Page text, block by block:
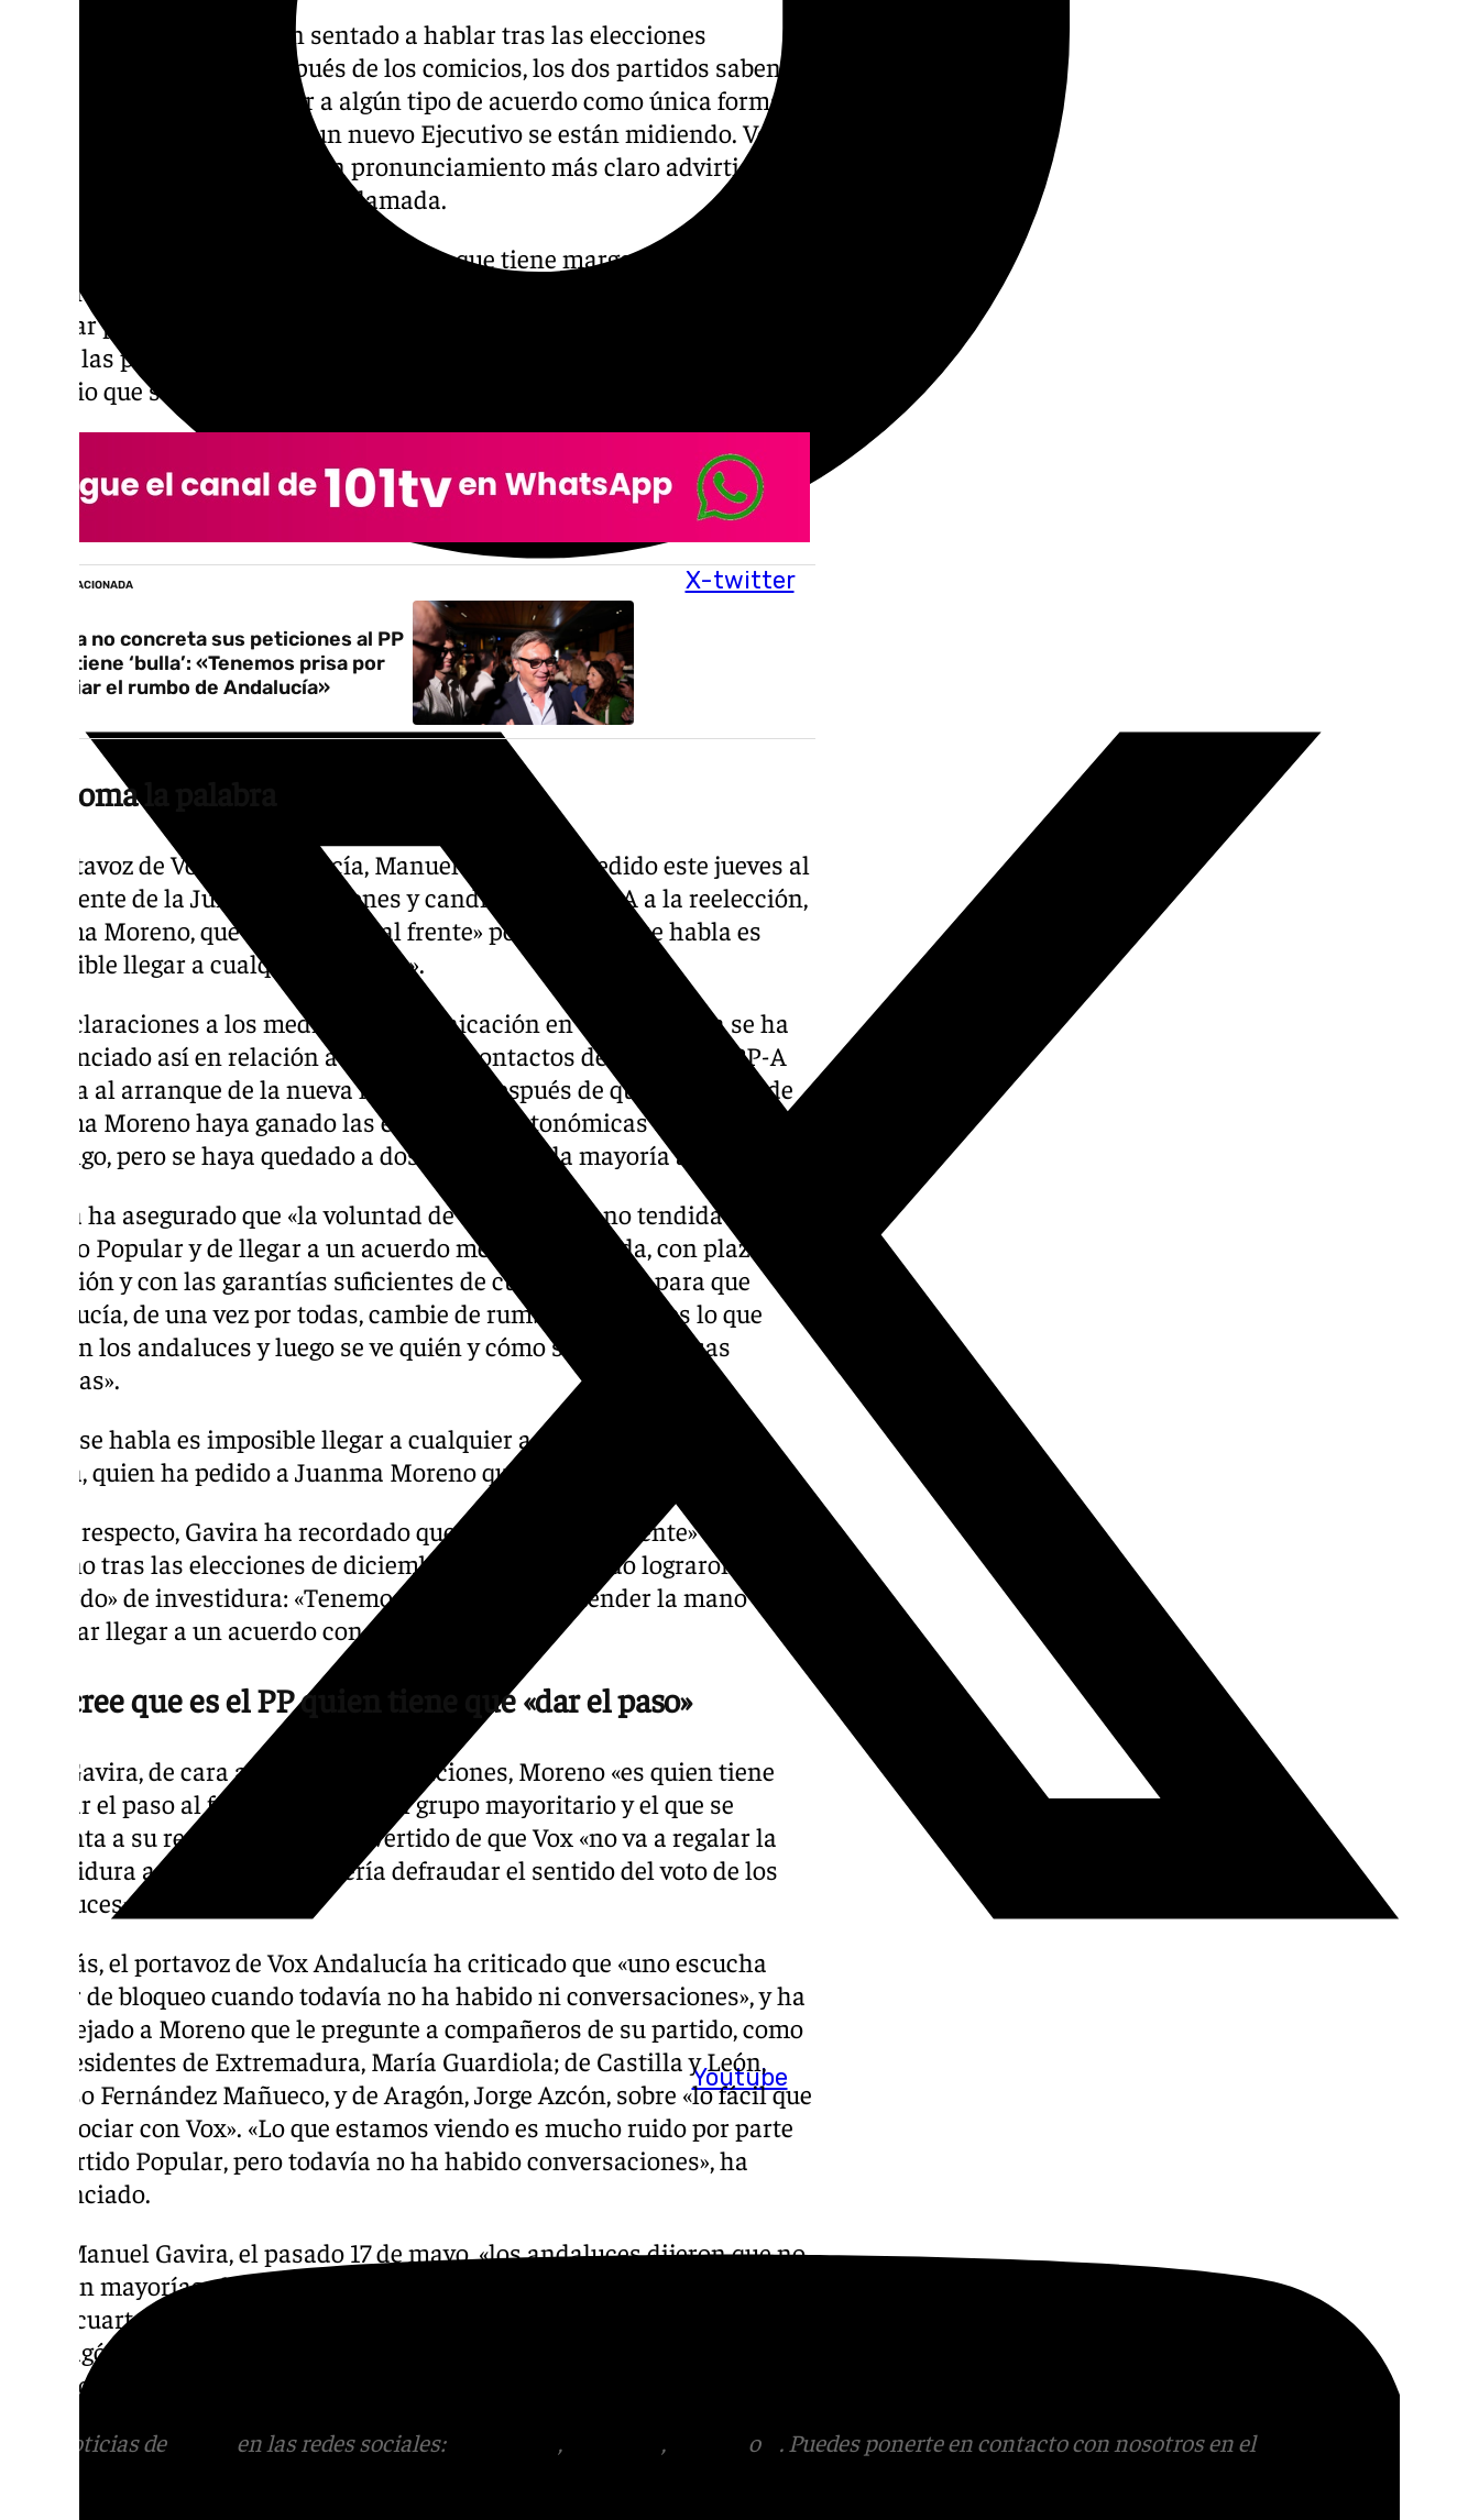
X-twitter
Youtube
PP y Vox todavía no se han sentado a hablar tras las elecciones
andaluzas. Cuatro día después de los comicios, los dos partidos saben
que están obligados a llegar a algún tipo de acuerdo como única forma
ahora mismo de configurar un nuevo Ejecutivo se están midiendo. Vox
ha sido el primero en hacer un pronunciamiento más claro advirtiendo a
los populares que ya espera su llamada.
El PP, con su holgada victoria, insiste en que tiene margen para gobernar
en solitario. Mientras tanto, desde Vox tienden la mano al Partido
Popular para que esas negociaciones se produzcan cuantos antes de
cara a las próximas fechas importantes. Todo, con la mira puesta en el 11
de junio que se constituirá el nuevo Parlamento de Andalucía.
NOTICIA RELACIONADA
Gavira no concreta sus peticiones al PP
pero tiene ‘bulla’: «Tenemos prisa por
cambiar el rumbo de Andalucía»
Vox toma la palabra
El portavoz de Vox en Andalucía, Manuel Gavira, ha pedido este jueves al
presidente de la Junta en funciones y candidato del PP-A a la reelección,
Juanma Moreno, que dé un «paso al frente» porque «si no se habla es
imposible llegar a cualquier acuerdo».
En declaraciones a los medios de comunicación en Cádiz, Gavira se ha
pronunciado así en relación a los posible contactos de Vox con el PP-A
de cara al arranque de la nueva legislatura después de que el partido de
Juanma Moreno haya ganado las elecciones autonómicas del pasado
domingo, pero se haya quedado a dos escaños de la mayoría absoluta.
Gavira ha asegurado que «la voluntad de Vox es de mano tendida al
Partido Popular y de llegar a un acuerdo medida a medida, con plazos de
ejecución y con las garantías suficientes de cumplimiento para que
Andalucía, de una vez por todas, cambie de rumbo» porque «es lo que
quieren los andaluces y luego se ve quién y cómo se ejecutan esas
medidas».
«Si no se habla es imposible llegar a cualquier acuerdo», ha señalado
Gavira, quien ha pedido a Juanma Moreno que dé «un paso al frente».
A este respecto, Gavira ha recordado que Vox «hizo presidente» a Juanma
Moreno tras las elecciones de diciembre de 2018, cuando lograron un
«acuerdo» de investidura: «Tenemos experiencia en tender la mano e
intentar llegar a un acuerdo con el PP».
Vox cree que es el PP quien tiene que «dar el paso»
Para Gavira, de cara a posibles negociaciones, Moreno «es quien tiene
que dar el paso al frente porque es el grupo mayoritario y el que se
presenta a su reelección» y ha advertido de que Vox «no va a regalar la
investidura a nadie» porque «sería defraudar el sentido del voto de los
andaluces».
Además, el portavoz de Vox Andalucía ha criticado que «uno escucha
hablar de bloqueo cuando todavía no ha habido ni conversaciones», y ha
aconsejado a Moreno que le pregunte a compañeros de su partido, como
los presidentes de Extremadura, María Guardiola; de Castilla y León,
Alfonso Fernández Mañueco, y de Aragón, Jorge Azcón, sobre «lo fácil que
es negociar con Vox». «Lo que estamos viendo es mucho ruido por parte
del Partido Popular, pero todavía no ha habido conversaciones», ha
sentenciado.
Para Manuel Gavira, el pasado 17 de mayo, «los andaluces dijeron que no
querían mayorías absolutas y que Vox fuera decisivo», y ha recordado que
es la «cuarta vez en pocos meses en que los españoles, en Extremadura,
en Aragón, en Castilla y León y ahora en Andalucía, han dicho que Vox
sea decisivo».
Más noticias de en las redes sociales: , , o
. Puedes ponerte en contacto con nosotros en el